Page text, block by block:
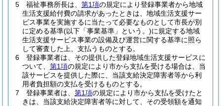
5
福祉事務所長は、 第1項の規定により登録事業者から地域
生活支援給付費の請求があったときは、地域生活支援サー
ビス事業を実施するに当たって必要なものとして市長が別
に定める基準(以下「事業基準」という。)に規定する地域
生活支援サービス事業の設備及び運営に関する基準に照ら
して審査した上、支払うものとする。
6
登録事業者は、その提供した登録地域生活支援サービスに
ついて、 第1項の規定により市から支払を受ける場合は、当
該サービスを提供した際に、当該支給決定障害者等から利
用者負担額の支払を受けるものとする。
7
登録事業者は、 第1項の規定により市から支払を受けたと
きは、当該支給決定障害者等に対して、その受領額を通知